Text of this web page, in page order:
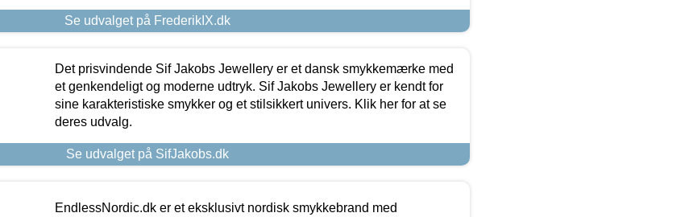
Se udvalget på FrederikIX.dk
Det prisvindende Sif Jakobs Jewellery er et dansk smykkemærke med
et genkendeligt og moderne udtryk. Sif Jakobs Jewellery er kendt for
sine karakteristiske smykker og et stilsikkert univers. Klik her for at se
deres udvalg.
Se udvalget på SifJakobs.dk
EndlessNordic.dk er et eksklusivt nordisk smykkebrand med